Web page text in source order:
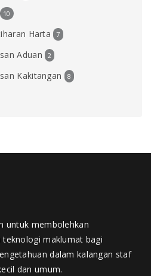
10
Harta 7
Aduan 2
Kakitangan 8
untuk membolehkan
teknologi maklumat bagi
dalam kalangan staf
dan umum.